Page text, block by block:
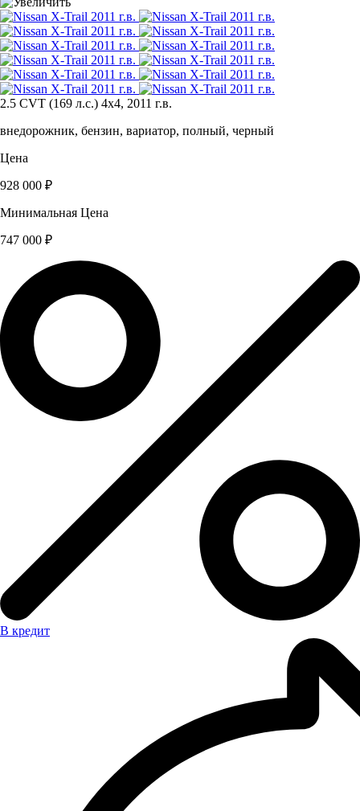
2.5 CVT (169 л.с.) 4x4, 2011 г.в.
внедорожник, бензин, вариатор, полный, черный
Цена
928 000 ₽
Минимальная Цена
747 000 ₽
В кредит